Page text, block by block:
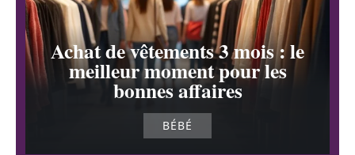
Achat de vêtements 3 mois : le
meilleur moment pour les
bonnes affaires
BÉBÉ